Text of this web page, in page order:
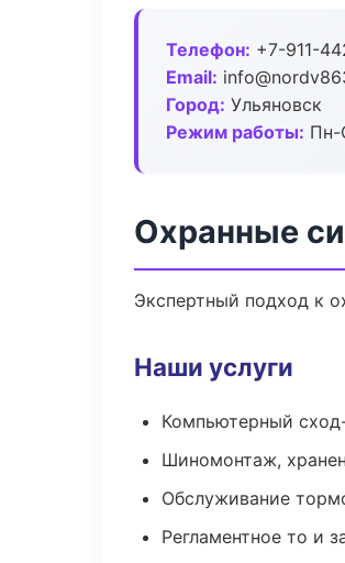
Телефон: +7-911-
Email:
Город: Ульяновск
Режим работы: Пн-
Охранные
Экспертный подход к
Наши услуги
Компьютерный
Шиномонтаж,
Обслуживание
Регламентное то и